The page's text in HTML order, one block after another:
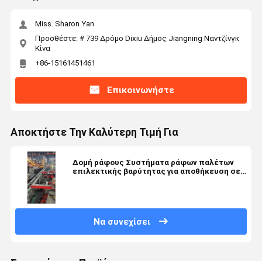
Miss. Sharon Yan
Προσθέστε: # 739 Δρόμο Dixiu Δήμος Jiangning Ναντζίνγκ
Κίνα
+86-15161451461
Επικοινωνήστε
Αποκτήστε Την Καλύτερη Τιμή Για
Δομή ράφους Συστήματα ράφων παλέτων
επιλεκτικής βαρύτητας για αποθήκευση σε
Να συνεχίσει